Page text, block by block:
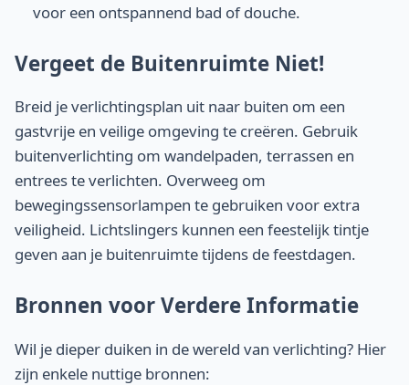
voor een ontspannend bad of douche.
Vergeet de Buitenruimte Niet!
Breid je verlichtingsplan uit naar buiten om een
gastvrije en veilige omgeving te creëren. Gebruik
buitenverlichting om wandelpaden, terrassen en
entrees te verlichten. Overweeg om
bewegingssensorlampen te gebruiken voor extra
veiligheid. Lichtslingers kunnen een feestelijk tintje
geven aan je buitenruimte tijdens de feestdagen.
Bronnen voor Verdere Informatie
Wil je dieper duiken in de wereld van verlichting? Hier
zijn enkele nuttige bronnen: